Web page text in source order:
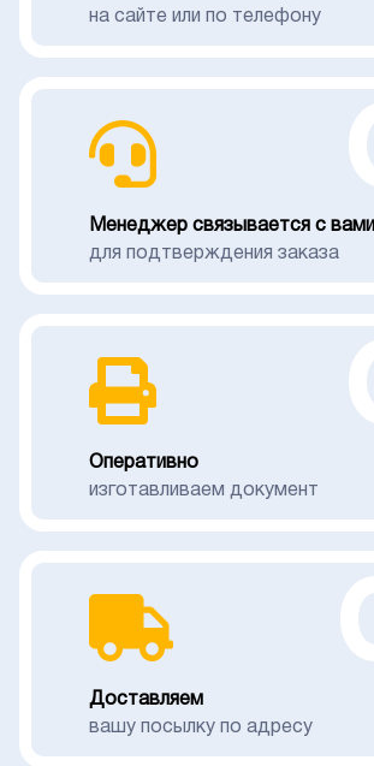
на сайте или по телефону
Менеджер связывается с вами
для подтверждения заказа
Оперативно
изготавливаем документ
Доставляем
вашу посылку по адресу